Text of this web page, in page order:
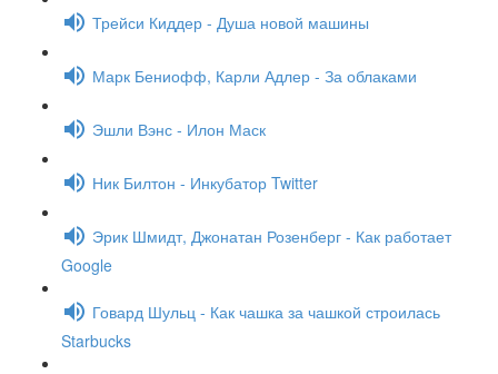
Трейси Киддер - Душа новой машины
Марк Бениофф, Карли Адлер - За облаками
Эшли Вэнс - Илон Маск
Ник Билтон - Инкубатор Twitter
Эрик Шмидт, Джонатан Розенберг - Как работает
Google
Говард Шульц - Как чашка за чашкой строилась
Starbucks